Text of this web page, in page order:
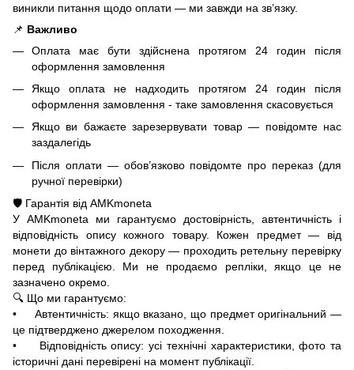
виникли питання щодо оплати — ми завжди на зв’язку.
📌 Важливо
Оплата має бути здійснена протягом 24 годин після
оформлення замовлення
Якщо оплата не надходить протягом 24 годин після
оформлення замовлення - таке замовлення скасовується
Якщо ви бажаєте зарезервувати товар — повідомте нас
заздалегідь
Після оплати — обов’язково повідомте про переказ (для
ручної перевірки)
🛡️ Гарантія від AMKmoneta
У AMKmoneta ми гарантуємо достовірність, автентичність і
відповідність опису кожного товару. Кожен предмет — від
монети до вінтажного декору — проходить ретельну перевірку
перед публікацією. Ми не продаємо репліки, якщо це не
зазначено окремо.
🔍 Що ми гарантуємо:
• Автентичність: якщо вказано, що предмет оригінальний —
це підтверджено джерелом походження.
• Відповідність опису: усі технічні характеристики, фото та
історичні дані перевірені на момент публікації.